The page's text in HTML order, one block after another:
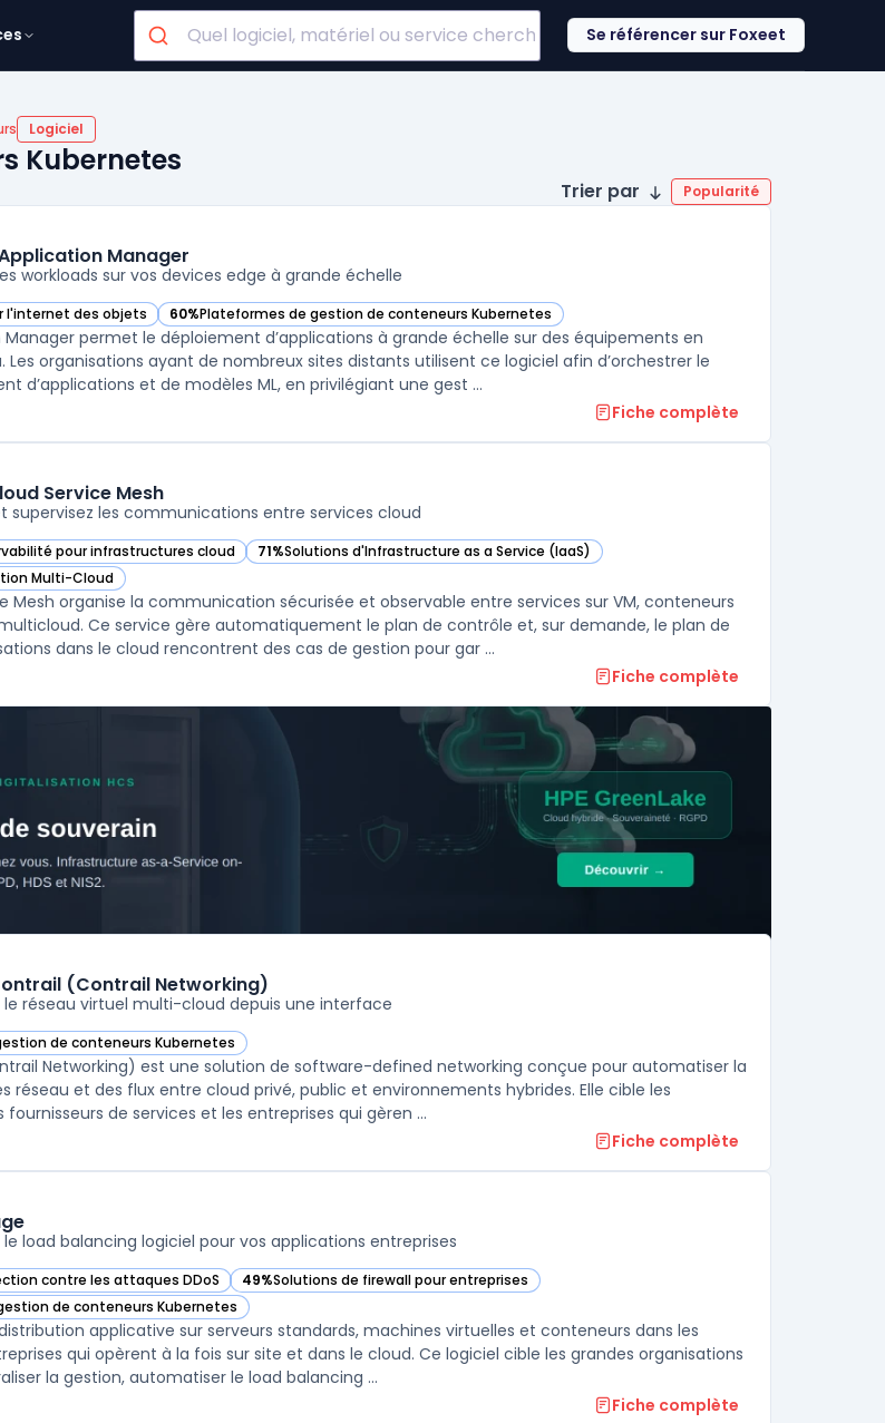
Se référencer sur Foxeet
Logiciel
Kubernetes
Trier par Popularité
Application Manager
workloads sur vos devices edge à grande échelle
l'internet des objets
Manager dans cette catégorie
60%Plateformes de gestion de conteneurs Kubernetes
— voir IBM Edge Application Manager dans cette catégorie
Manager permet le déploiement d’applications à grande échelle sur des équipements en
Les organisations ayant de nombreux sites distants utilisent ce logiciel afin d’orchestrer le
d’applications et de modèles ML, en privilégiant une gest ...
Fiche complète
Service Mesh
supervisez les communications entre services cloud
pour infrastructures cloud
Mesh dans cette catégorie 71%Solutions d'Infrastructure as a Service (IaaS)
— voir Google Cloud Service Mesh dans cette catégorie
Multi-Cloud
Mesh dans cette catégorie
Mesh organise la communication sécurisée et observable entre services sur VM, conteneurs
Ce service gère automatiquement le plan de contrôle et, sur demande, le plan de
dans le cloud rencontrent des cas de gestion pour gar ...
Fiche complète
(Contrail Networking)
le réseau virtuel multi-cloud depuis une interface
de conteneurs Kubernetes
(Contrail Networking) dans cette catégorie
Networking) est une solution de software-defined networking conçue pour automatiser la
réseau et des flux entre cloud privé, public et environnements hybrides. Elle cible les
de services et les entreprises qui gèren ...
Fiche complète
load balancing logiciel pour vos applications entreprises
contre les attaques DDoS
cette catégorie 49%Solutions de firewall pour entreprises
— voir Avi Vantage dans cette catégorie
de conteneurs Kubernetes
cette catégorie
applicative sur serveurs standards, machines virtuelles et conteneurs dans les
qui opèrent à la fois sur site et dans le cloud. Ce logiciel cible les grandes organisations
la gestion, automatiser le load balancing ...
Fiche complète